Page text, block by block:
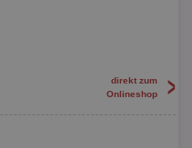
direkt zum
Onlineshop
>